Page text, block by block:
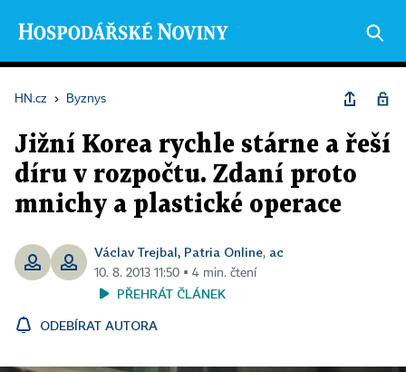
HN.cz › Byznys
Jižní Korea rychle stárne a řeší
díru v rozpočtu. Zdaní proto
mnichy a plastické operace
Václav Trejbal, Patria Online, ac
10. 8. 2013 11:50 ▪ 4 min. čtení
PŘEHRÁT ČLÁNEK
ODEBÍRAT AUTORA